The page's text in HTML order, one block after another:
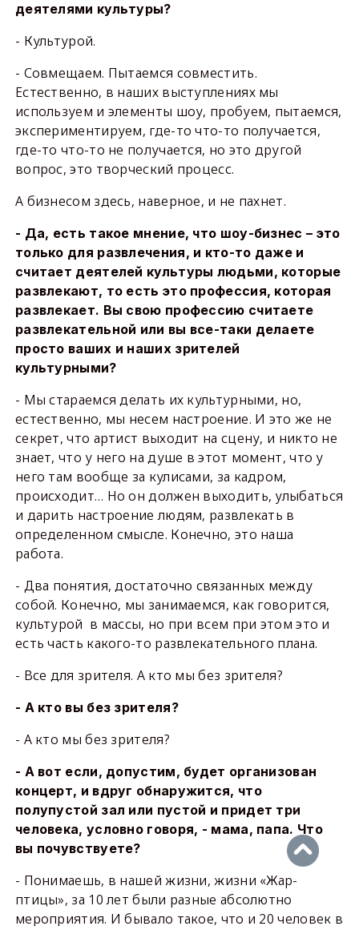
деятелями культуры?
- Культурой.
- Совмещаем. Пытаемся совместить.
Естественно, в наших выступлениях мы
используем и элементы шоу, пробуем, пытаемся,
экспериментируем, где-то что-то получается,
где-то что-то не получается, но это другой
вопрос, это творческий процесс.
А бизнесом здесь, наверное, и не пахнет.
- Да, есть такое мнение, что шоу-бизнес – это
только для развлечения, и кто-то даже и
считает деятелей культуры людьми, которые
развлекают, то есть это профессия, которая
развлекает. Вы свою профессию считаете
развлекательной или вы все-таки делаете
просто ваших и наших зрителей
культурными?
- Мы стараемся делать их культурными, но,
естественно, мы несем настроение. И это же не
секрет, что артист выходит на сцену, и никто не
знает, что у него на душе в этот момент, что у
него там вообще за кулисами, за кадром,
происходит… Но он должен выходить, улыбаться
и дарить настроение людям, развлекать в
определенном смысле. Конечно, это наша
работа.
- Два понятия, достаточно связанных между
собой. Конечно, мы занимаемся, как говорится,
культурой в массы, но при всем при этом это и
есть часть какого-то развлекательного плана.
- Все для зрителя. А кто мы без зрителя?
- А кто вы без зрителя?
- А кто мы без зрителя?
- А вот если, допустим, будет организован
концерт, и вдруг обнаружится, что
полупустой зал или пустой и придет три
человека, условно говоря, - мама, папа. Что
вы почувствуете?
- Понимаешь, в нашей жизни, жизни «Жар-
птицы», за 10 лет были разные абсолютно
мероприятия. И бывало такое, что и 20 человек в